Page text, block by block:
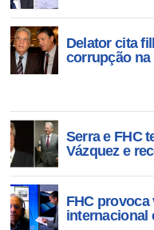
Delator cita
corrupção na
Serra e FHC
Vázquez e
FHC provoca
internacional